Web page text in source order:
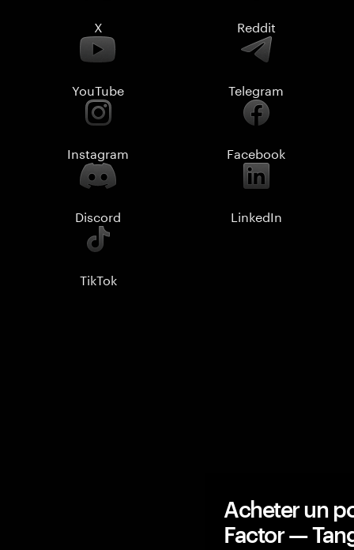
X Reddit
YouTube Telegram
Instagram Facebook
Discord LinkedIn
TikTok
Acheter un
Factor —